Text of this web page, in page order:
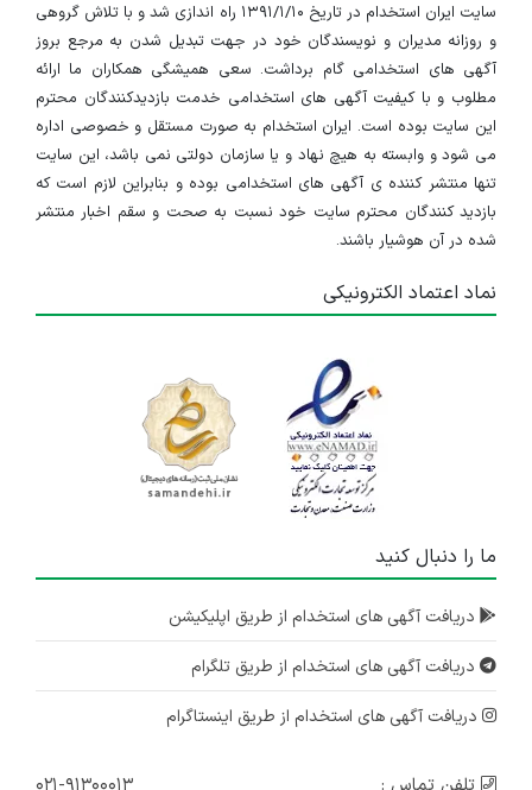
سایت ایران استخدام در تاریخ ۱۳۹۱/۱/۱۰ راه اندازی شد و با تلاش گروهی
و روزانه مدیران و نویسندگان خود در جهت تبدیل شدن به مرجع بروز
آگهی های استخدامی گام برداشت. سعی همیشگی همکاران ما ارائه
مطلوب و با کیفیت آگهی های استخدامی خدمت بازدیدکنندگان محترم
این سایت بوده است. ایران استخدام به صورت مستقل و خصوصی اداره
می شود و وابسته به هیچ نهاد و یا سازمان دولتی نمی باشد، این سایت
تنها منتشر کننده ی آگهی های استخدامی بوده و بنابراین لازم است که
بازدید کنندگان محترم سایت خود نسبت به صحت و سقم اخبار منتشر
شده در آن هوشیار باشند.
نماد اعتماد الکترونیکی
ما را دنبال کنید
دریافت آگهی های استخدام از طریق اپلیکیشن
دریافت آگهی های استخدام از طریق تلگرام
دریافت آگهی های استخدام از طریق اینستاگرام